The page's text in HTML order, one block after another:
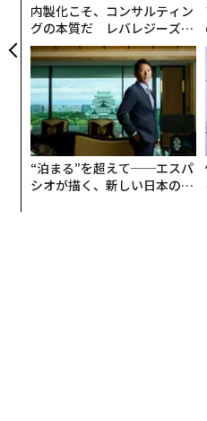
内製化こそ、コンサルティン
グの本質だ レバレジーズが
実践する、次世代ファームの
全貌
“泊まる”を超えて──エスパ
シオが描く、新しい日本のラ